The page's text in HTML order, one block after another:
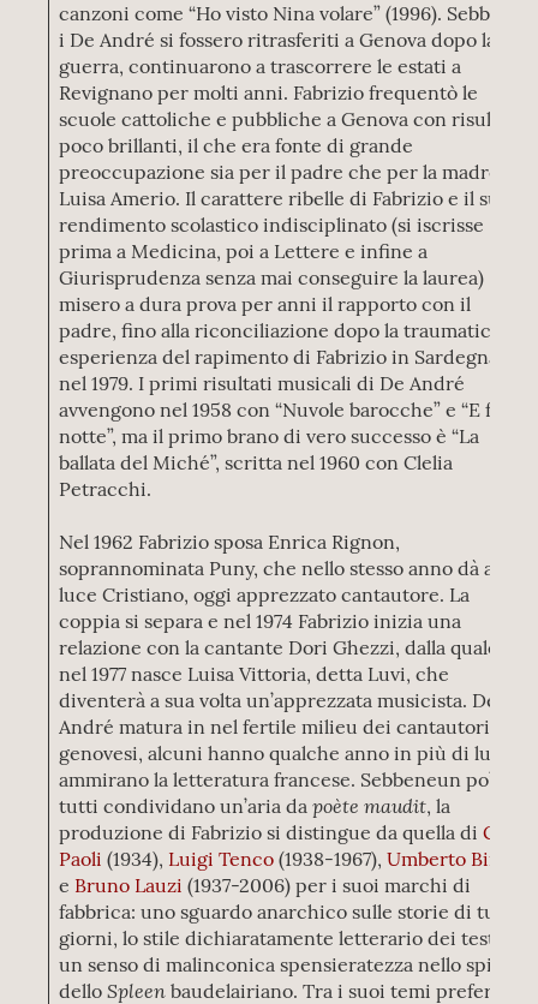
canzoni come “Ho visto Nina volare” (1996). Sebbene
i De André si fossero ritrasferiti a Genova dopo la
guerra, continuarono a trascorrere le estati a
Revignano per molti anni. Fabrizio frequentò le
scuole cattoliche e pubbliche a Genova con risultati
poco brillanti, il che era fonte di grande
preoccupazione sia per il padre che per la madre,
Luisa Amerio. Il carattere ribelle di Fabrizio e il suo
rendimento scolastico indisciplinato (si iscrisse
prima a Medicina, poi a Lettere e infine a
Giurisprudenza senza mai conseguire la laurea)
misero a dura prova per anni il rapporto con il
padre, fino alla riconciliazione dopo la traumatica
esperienza del rapimento di Fabrizio in Sardegna
nel 1979. I primi risultati musicali di De André
avvengono nel 1958 con “Nuvole barocche” e “E fu la
notte”, ma il primo brano di vero successo è “La
ballata del Miché”, scritta nel 1960 con Clelia
Petracchi.
Nel 1962 Fabrizio sposa Enrica Rignon,
soprannominata Puny, che nello stesso anno dà alla
luce Cristiano, oggi apprezzato cantautore. La
coppia si separa e nel 1974 Fabrizio inizia una
relazione con la cantante Dori Ghezzi, dalla quale
nel 1977 nasce Luisa Vittoria, detta Luvi, che
diventerà a sua volta un’apprezzata musicista. De
André matura in nel fertile milieu dei cantautori
genovesi, alcuni hanno qualche anno in più di lui e
ammirano la letteratura francese. Sebbeneun po’
tutti condividano un’aria dapoète maudit, la
produzione di Fabrizio si distingue da quella diGino
Paoli (1934), Luigi Tenco (1938-1967),Umberto Bindi
e Bruno Lauzi (1937-2006) per i suoi marchi di
fabbrica: uno sguardo anarchico sulle storie di tutti i
giorni, lo stile dichiaratamente letterario dei testi e
un senso di malinconica spensieratezza nello spirito
delloSpleen baudelairiano. Tra i suoi temi preferiti